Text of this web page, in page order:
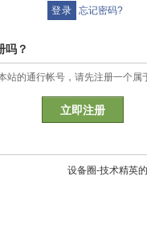
忘记密码?
吗？
站的通行帐号，请先注册一个属
立即注册
设备圈-技术精英